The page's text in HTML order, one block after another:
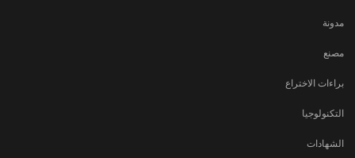
مدونة
مصنع
براءات الاختراع
التكنولوجيا
الشهادات